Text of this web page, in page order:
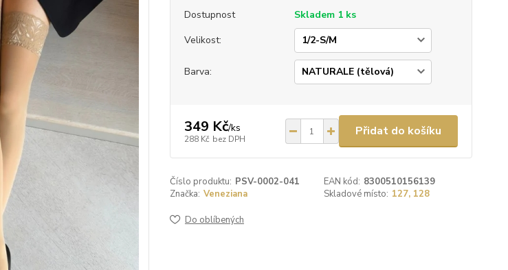
Dostupnost
Skladem 1 ks
Velikost:
Barva:
349 Kč/ks
288 Kč bez DPH
Přidat do košíku
Číslo produktu: PSV-0002-041 EAN kód: 8300510156139
Značka: Veneziana Skladové místo: 127, 128
Do oblíbených